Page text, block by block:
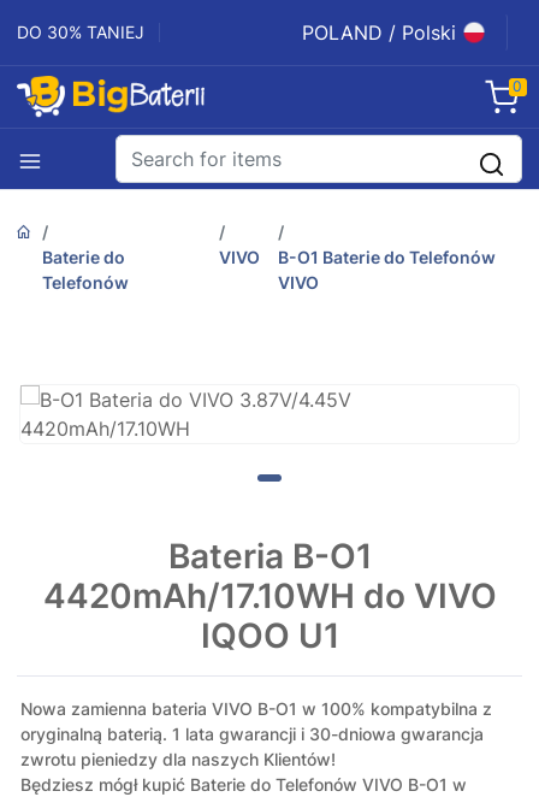
DO 30% TANIEJ POLAND / Polski
0
Baterie do
Telefonów
VIVO
B-O1 Baterie do Telefonów
VIVO
Bateria B-O1
4420mAh/17.10WH do VIVO
IQOO U1
Nowa zamienna bateria VIVO B-O1 w 100% kompatybilna z
oryginalną baterią. 1 lata gwarancji i 30-dniowa gwarancja
zwrotu pieniedzy dla naszych Klientów!
Będziesz mógł kupić Baterie do Telefonów VIVO B-O1 w